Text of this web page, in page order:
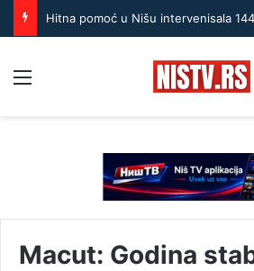
Macut: Godina